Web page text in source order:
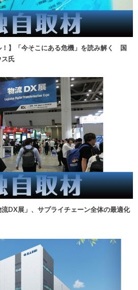
！】「今そこにある危機」を読み解く 国
ス氏
流DX展」、サプライチェーン全体の最適化